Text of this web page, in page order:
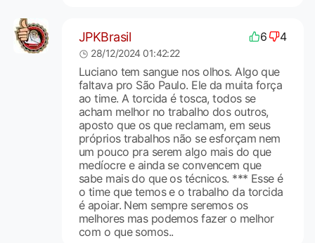
JPKBrasil 6 4
28/12/2024 01:42:22
Luciano tem sangue nos olhos. Algo que
faltava pro São Paulo. Ele da muita força
ao time. A torcida é tosca, todos se
acham melhor no trabalho dos outros,
aposto que os que reclamam, em seus
próprios trabalhos não se esforçam nem
um pouco pra serem algo mais do que
medíocre e ainda se convencem que
sabe mais do que os técnicos. *** Esse é
o time que temos e o trabalho da torcida
é apoiar. Nem sempre seremos os
melhores mas podemos fazer o melhor
com o que somos..